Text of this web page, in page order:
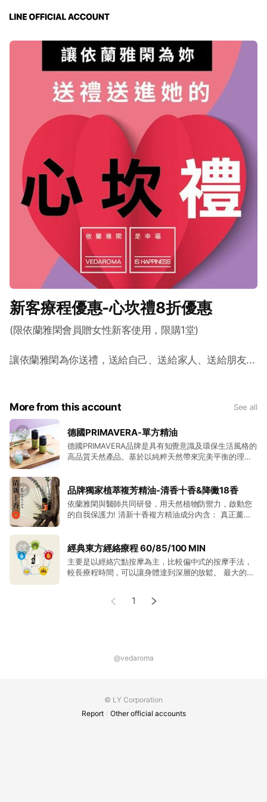
新客療程優惠-心坎禮8折優惠
(限依蘭雅閑會員贈女性新客使用，限購1堂)
讓依蘭雅閑為你送禮，送給自己、送給家人、送給朋友...
More from this account See all
德國PRIMAVERA-單方精油
德國PRIMAVERA品牌是具有知覺意識及環保生活風格的
高品質天然產品。基於以純粹天然帶來完美平衡的理
化肥、無基改枝生長農耕方式。 【PRIMAVERA五大產
品保證】 有機認證 、社會責任、無動物實驗、永續環
保、德國綠色標章。
品牌獨家植萃複芳精油-清香十香&降黴18香
依蘭雅閑與醫師共同研發，用天然植物防禦力，啟動您
的自我保護力! 清新十香複方精油成分內含： 真正薰衣
迷迭香、菩提花、野馬鬱蘭 百里酚百里香、羅馬洋甘
菊、喜瑪拉雅薰衣草 玫瑰草、芫荽籽、大馬士革玫瑰、
日本柚子、山雞椒、金合歡、絲柏、廣藿香、完全依
蘭、喜瑪拉雅天竺葵、蒔蘿、粉紅胡椒
經典東方經絡療程 60/85/100 MIN
主要是以經絡穴點按摩為主，比較偏中式的按摩手法，
較長療程時間，可以讓身體達到深層的放鬆。 最大的差
1
@vedaroma
© LY Corporation
Report
Other official accounts